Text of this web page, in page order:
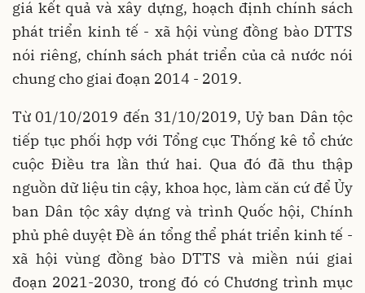
giá kết quả và xây dựng, hoạch định chính sách
phát triển kinh tế - xã hội vùng đồng bào DTTS
nói riêng, chính sách phát triển của cả nước nói
chung cho giai đoạn 2014 - 2019.
Từ 01/10/2019 đến 31/10/2019, Uỷ ban Dân tộc
tiếp tục phối hợp với Tổng cục Thống kê tổ chức
cuộc Điều tra lần thứ hai. Qua đó đã thu thập
nguồn dữ liệu tin cậy, khoa học, làm căn cứ để Ủy
ban Dân tộc xây dựng và trình Quốc hội, Chính
phủ phê duyệt Đề án tổng thể phát triển kinh tế -
xã hội vùng đồng bào DTTS và miền núi giai
đoạn 2021-2030, trong đó có Chương trình mục